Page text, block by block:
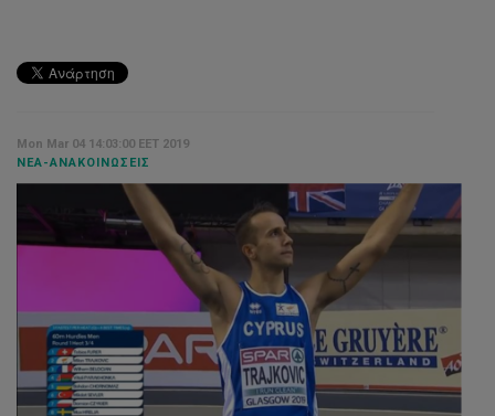
Mon Mar 04 14:03:00 EET 2019
ΝΈΑ-ΑΝΑΚΟΙΝΏΣΕΙΣ